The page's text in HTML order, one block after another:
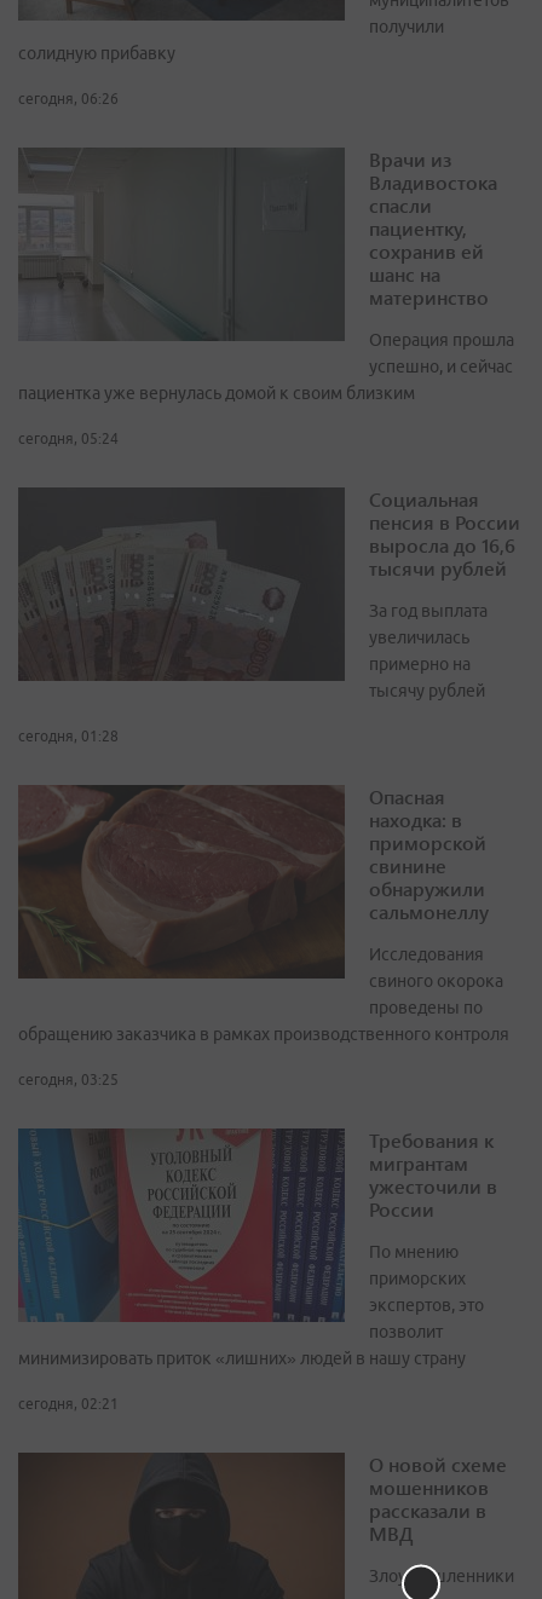
получили
солидную прибавку
сегодня, 06:26
Врачи из
Владивостока
спасли
пациентку,
сохранив ей
шанс на
материнство
Операция прошла
успешно, и сейчас
пациентка уже вернулась домой к своим близким
сегодня, 05:24
Социальная
пенсия в России
выросла до 16,6
тысячи рублей
За год выплата
увеличилась
примерно на
тысячу рублей
сегодня, 01:28
Опасная
находка: в
приморской
свинине
обнаружили
сальмонеллу
Исследования
свиного окорока
проведены по
обращению заказчика в рамках производственного контроля
сегодня, 03:25
Требования к
мигрантам
ужесточили в
России
По мнению
приморских
экспертов, это
позволит
минимизировать приток «лишних» людей в нашу страну
сегодня, 02:21
О новой схеме
мошенников
рассказали в
МВД
Злоумышленники